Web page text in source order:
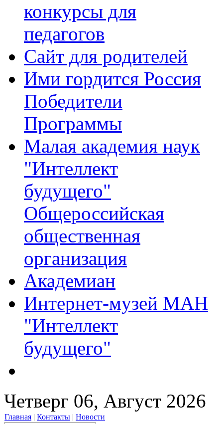
конкурсы для
педагогов
Сайт для родителей
Ими гордится Россия
Победители
Программы
Малая академия наук
"Интеллект
будущего"
Общероссийская
общественная
организация
Академиан
Интернет-музей МАН
"Интеллект
будущего"
Четверг 06, Август 2026
Главная | Контакты | Новости